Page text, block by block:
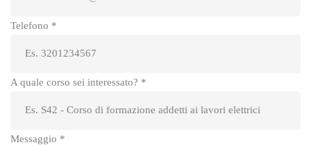
Telefono *
A quale corso sei interessato? *
Messaggio *